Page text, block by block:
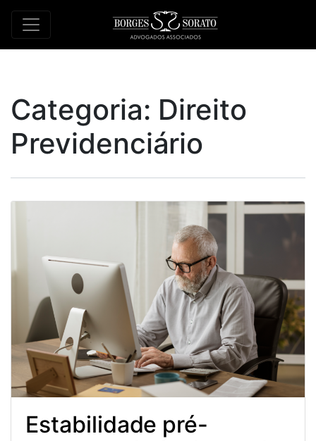
Categoria: Direito
Previdenciário
Estabilidade pré-